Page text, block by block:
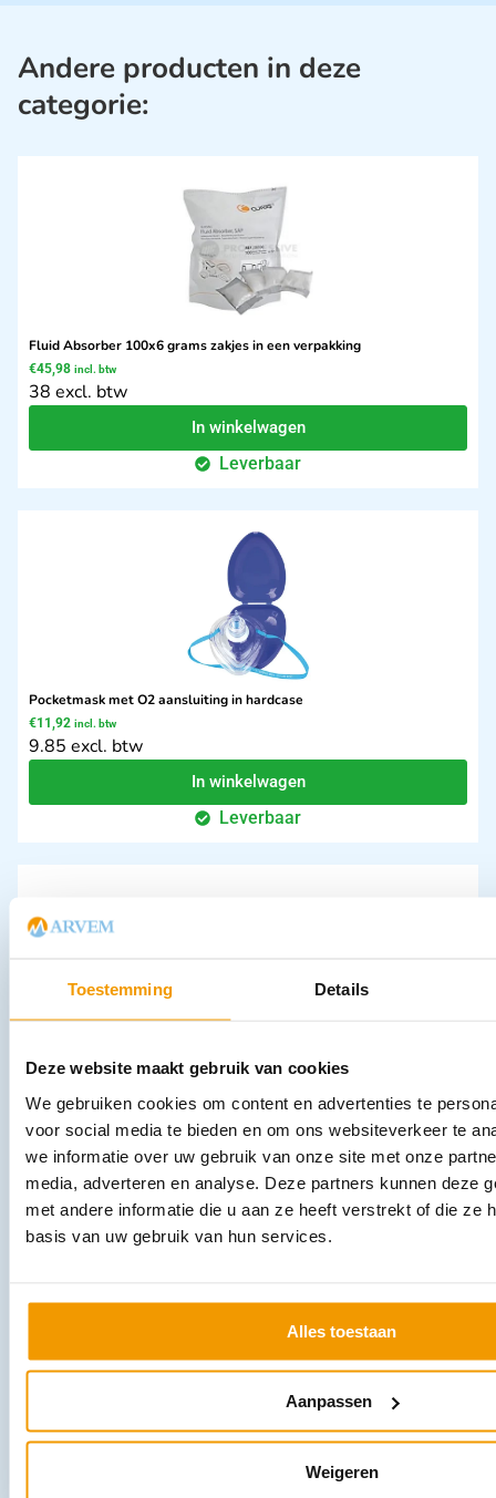
Toestemming Details
Deze website maakt gebruik van cookies
We gebruiken cookies om content en advertenties te
voor social media te bieden en om ons websiteverkeer te
we informatie over uw gebruik van onze site met onze
media, adverteren en analyse. Deze partners kunnen deze
met andere informatie die u aan ze heeft verstrekt of die ze
basis van uw gebruik van hun services.
Alles toestaan
Aanpassen
Weigeren
Andere producten in deze
categorie:
Fluid Absorber 100x6 grams zakjes in een verpakking
€45,98 incl. btw
38 excl. btw
In winkelwagen
Leverbaar
Pocketmask met O2 aansluiting in hardcase
€11,92 incl. btw
9.85 excl. btw
In winkelwagen
Leverbaar
€ 1.032,21
946.98 excl. btw
In winkelwagen
Leverbaar
€26,39 incl. btw